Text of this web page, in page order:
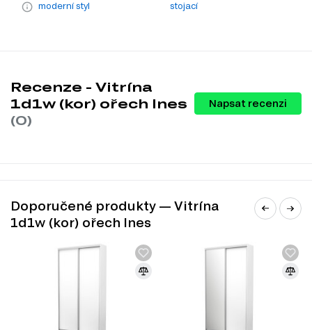
moderní styl
stojací
Recenze - Vitrína
1d1w (kor) ořech Ines
(0)
Napsat recenzi
Doporučené produkty — Vitrína
1d1w (kor) ořech Ines